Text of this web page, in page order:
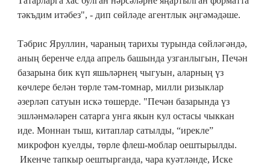
тәкъдим итәбез", - дип сөйләде агентлык әңгәмәдәше.
Тәбрис Яруллин, чараның тарихы турында сөйләгәндә,
аның беренче елда апрель башында узганлыгын, Печән
базарына бик күп яшьләрнең чыгуын, аларның үз
көчлере белән төрле тәм-томнар, милли ризыклар
әзерләп сатуын искә төшерде. "Печән базарында үз
эшләнмәләрен сатарга унга якын кул остасы чыккан
иде. Моннан тыш, китаплар сатылды, “ирекле”
микрофон куелды, төрле флеш-моблар оештырылды.
Икенче тапкыр оештырганда, чара куәтләнде, Иске